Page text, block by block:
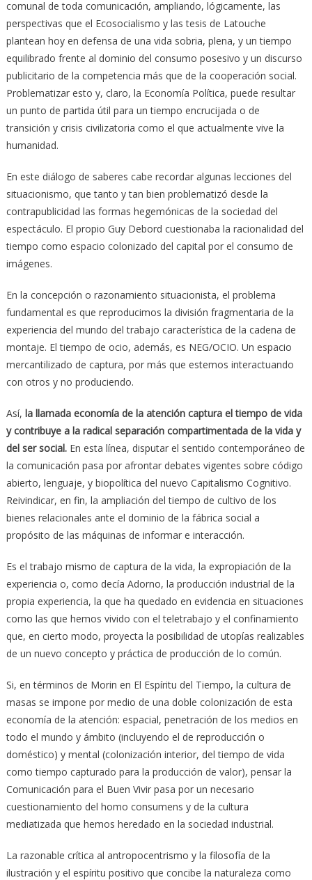
comunal de toda comunicación, ampliando, lógicamente, las
perspectivas que el Ecosocialismo y las tesis de Latouche
plantean hoy en defensa de una vida sobria, plena, y un tiempo
equilibrado frente al dominio del consumo posesivo y un discurso
publicitario de la competencia más que de la cooperación social.
Problematizar esto y, claro, la Economía Política, puede resultar
un punto de partida útil para un tiempo encrucijada o de
transición y crisis civilizatoria como el que actualmente vive la
humanidad.
En este diálogo de saberes cabe recordar algunas lecciones del
situacionismo, que tanto y tan bien problematizó desde la
contrapublicidad las formas hegemónicas de la sociedad del
espectáculo. El propio Guy Debord cuestionaba la racionalidad del
tiempo como espacio colonizado del capital por el consumo de
imágenes.
En la concepción o razonamiento situacionista, el problema
fundamental es que reproducimos la división fragmentaria de la
experiencia del mundo del trabajo característica de la cadena de
montaje. El tiempo de ocio, además, es NEG/OCIO. Un espacio
mercantilizado de captura, por más que estemos interactuando
con otros y no produciendo.
Así, la llamada economía de la atención captura el tiempo de vida
y contribuye a la radical separación compartimentada de la vida y
del ser social.En esta línea, disputar el sentido contemporáneo de
la comunicación pasa por afrontar debates vigentes sobre código
abierto, lenguaje, y biopolítica del nuevo Capitalismo Cognitivo.
Reivindicar, en fin, la ampliación del tiempo de cultivo de los
bienes relacionales ante el dominio de la fábrica social a
propósito de las máquinas de informar e interacción.
Es el trabajo mismo de captura de la vida, la expropiación de la
experiencia o, como decía Adorno, la producción industrial de la
propia experiencia, la que ha quedado en evidencia en situaciones
como las que hemos vivido con el teletrabajo y el confinamiento
que, en cierto modo, proyecta la posibilidad de utopías realizables
de un nuevo concepto y práctica de producción de lo común.
Si, en términos de Morin en El Espíritu del Tiempo, la cultura de
masas se impone por medio de una doble colonización de esta
economía de la atención: espacial, penetración de los medios en
todo el mundo y ámbito (incluyendo el de reproducción o
doméstico) y mental (colonización interior, del tiempo de vida
como tiempo capturado para la producción de valor), pensar la
Comunicación para el Buen Vivir pasa por un necesario
cuestionamiento del homo consumens y de la cultura
mediatizada que hemos heredado en la sociedad industrial.
La razonable crítica al antropocentrismo y la filosofía de la
ilustración y el espíritu positivo que concibe la naturaleza como